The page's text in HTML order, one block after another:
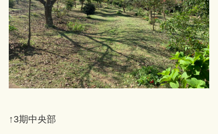
↑3期中央部